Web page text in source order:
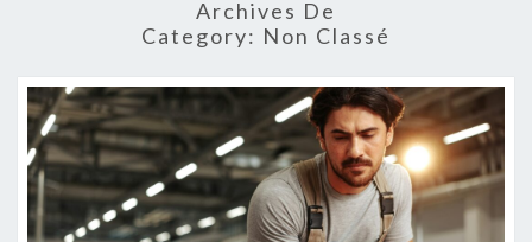
Archives De
Category: Non Classé